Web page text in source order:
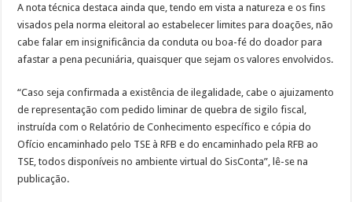
A nota técnica destaca ainda que, tendo em vista a natureza e os fins
visados pela norma eleitoral ao estabelecer limites para doações, não
cabe falar em insignificância da conduta ou boa-fé do doador para
afastar a pena pecuniária, quaisquer que sejam os valores envolvidos.
“Caso seja confirmada a existência de ilegalidade, cabe o ajuizamento
de representação com pedido liminar de quebra de sigilo fiscal,
instruída com o Relatório de Conhecimento específico e cópia do
Ofício encaminhado pelo TSE à RFB e do encaminhado pela RFB ao
TSE, todos disponíveis no ambiente virtual do SisConta”, lê-se na
publicação.